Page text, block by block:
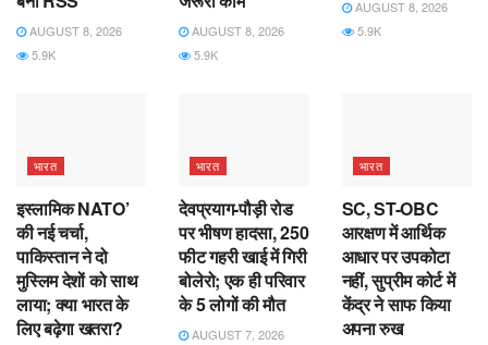
AUGUST 8, 2026
5.9K
AUGUST 8, 2026
5.9K
AUGUST 8, 2026
5.9K
भारत
इस्लामिक NATO’
की नई चर्चा,
पाकिस्तान ने दो
मुस्लिम देशों को साथ
लाया; क्या भारत के
लिए बढ़ेगा खतरा?
भारत
देवप्रयाग-पौड़ी रोड
पर भीषण हादसा, 250
फीट गहरी खाई में गिरी
बोलेरो; एक ही परिवार
के 5 लोगों की मौत
AUGUST 7, 2026
भारत
SC, ST-OBC
आरक्षण में आर्थिक
आधार पर उपकोटा
नहीं, सुप्रीम कोर्ट में
केंद्र ने साफ किया
अपना रुख